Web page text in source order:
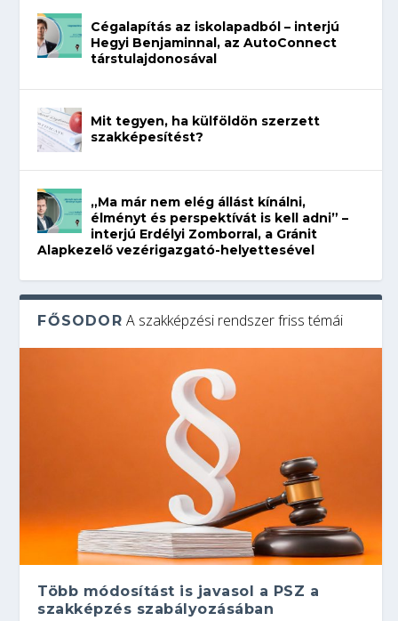
Cégalapítás az iskolapadból – interjú
Hegyi Benjaminnal, az AutoConnect
társtulajdonosával
Mit tegyen, ha külföldön szerzett
szakképesítést?
„Ma már nem elég állást kínálni,
élményt és perspektívát is kell adni” –
interjú Erdélyi Zomborral, a Gránit
Alapkezelő vezérigazgató-helyettesével
FŐSODOR A szakképzési rendszer friss témái
Több módosítást is javasol a PSZ a
szakképzés szabályozásában